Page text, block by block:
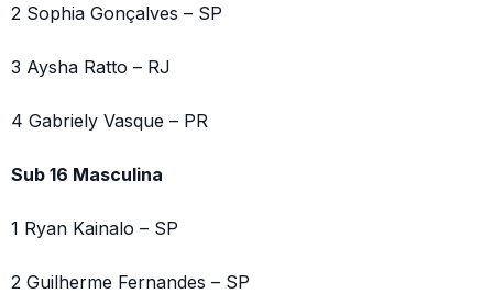
2 Sophia Gonçalves – SP
3 Aysha Ratto – RJ
4 Gabriely Vasque – PR
Sub 16 Masculina
1 Ryan Kainalo – SP
2 Guilherme Fernandes – SP